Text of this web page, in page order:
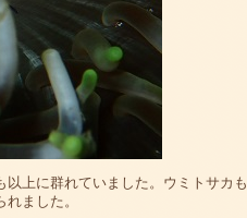
上に群れていました。ウミトサカも
ました。